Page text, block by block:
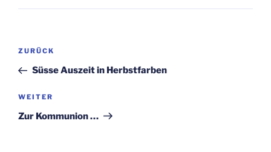
Beitragsnavigation
Vorheriger
Beitrag
ZURÜCK
Süsse Auszeit in Herbstfarben
Nächster
Beitrag
WEITER
Zur Kommunion …